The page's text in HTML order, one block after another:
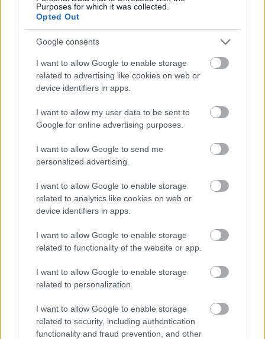
Purposes for which it was collected.
Opted Out
Google consents
I want to allow Google to enable storage
related to advertising like cookies on web or
device identifiers in apps.
I want to allow my user data to be sent to
Google for online advertising purposes.
I want to allow Google to send me
personalized advertising.
I want to allow Google to enable storage
related to analytics like cookies on web or
device identifiers in apps.
I want to allow Google to enable storage
related to functionality of the website or app.
I want to allow Google to enable storage
related to personalization.
I want to allow Google to enable storage
related to security, including authentication
functionality and fraud prevention, and other
Valami furcsát láttam a padlón, hozzá
akartam érni, aztán megmozdult: amikor
rájöttem, mi az, teljesen lefagytam
KÖVETKEZŐ POSZT
Introvertált vagy extrovertált az, aki segít
leszedni a tányérokat? Mit mond erről a
További bejegyzések